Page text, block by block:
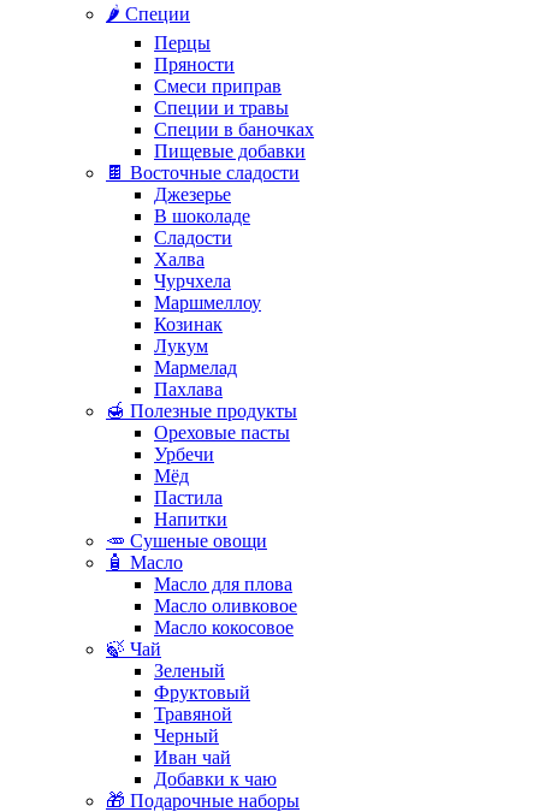
🌶️ Специи
Перцы
Пряности
Смеси приправ
Специи и травы
Специи в баночках
Пищевые добавки
🍫 Восточные сладости
Джезерье
В шоколаде
Сладости
Халва
Чурчхела
Маршмеллоу
Козинак
Лукум
Мармелад
Пахлава
🍯 Полезные продукты
Ореховые пасты
Урбечи
Мёд
Пастила
Напитки
🥕 Сушеные овощи
🧴 Масло
Масло для плова
Масло оливковое
Масло кокосовое
🍃 Чай
Зеленый
Фруктовый
Травяной
Черный
Иван чай
Добавки к чаю
🎁 Подарочные наборы